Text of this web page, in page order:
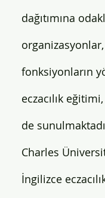
dağıtımına
fonksiyonların
eczacılık
de
Charles
İngilizce